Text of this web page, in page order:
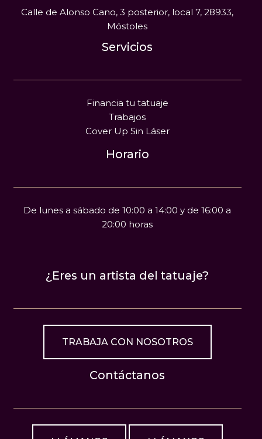
Calle de Alonso Cano, 3 posterior, local 7, 28933,
Móstoles
Servicios
Financia tu tatuaje
Trabajos
Cover Up Sin Láser
Horario
De lunes a sábado de 10:00 a 14:00 y de 16:00 a
20:00 horas
¿Eres un artista del tatuaje?
TRABAJA CON NOSOTROS
Contáctanos